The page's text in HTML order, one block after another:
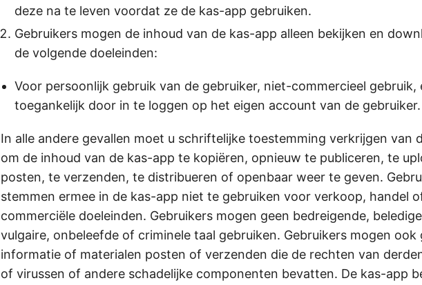
deze na te leven voordat ze de kas-app gebruiken.
Gebruikers mogen de inhoud van de kas-app alleen bekijken en
de volgende doeleinden:
Voor persoonlijk gebruik van de gebruiker, niet-commercieel gebruik,
toegankelijk door in te loggen op het eigen account van de gebruiker.
In alle andere gevallen moet u schriftelijke toestemming verkrijgen van
om de inhoud van de kas-app te kopiëren, opnieuw te publiceren, te
posten, te verzenden, te distribueren of openbaar weer te geven.
stemmen ermee in de kas-app niet te gebruiken voor verkoop, handel
commerciële doeleinden. Gebruikers mogen geen bedreigende,
vulgaire, onbeleefde of criminele taal gebruiken. Gebruikers mogen ook
informatie of materialen posten of verzenden die de rechten van
of virussen of andere schadelijke componenten bevatten. De kas-app